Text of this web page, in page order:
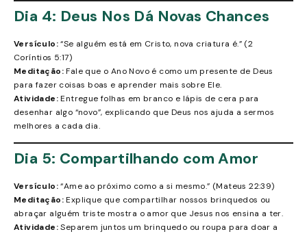
Dia 4: Deus Nos Dá Novas Chances
Versículo:“Se alguém está em Cristo, nova criatura é.” (2
Coríntios 5:17)
Meditação:Fale que o Ano Novo é como um presente de Deus
para fazer coisas boas e aprender mais sobre Ele.
Atividade:Entregue folhas em branco e lápis de cera para
desenhar algo “novo”, explicando que Deus nos ajuda a sermos
melhores a cada dia.
Dia 5: Compartilhando com Amor
Versículo:“Ame ao próximo como a si mesmo.” (Mateus 22:39)
Meditação:Explique que compartilhar nossos brinquedos ou
abraçar alguém triste mostra o amor que Jesus nos ensina a ter.
Atividade:Separem juntos um brinquedo ou roupa para doar a